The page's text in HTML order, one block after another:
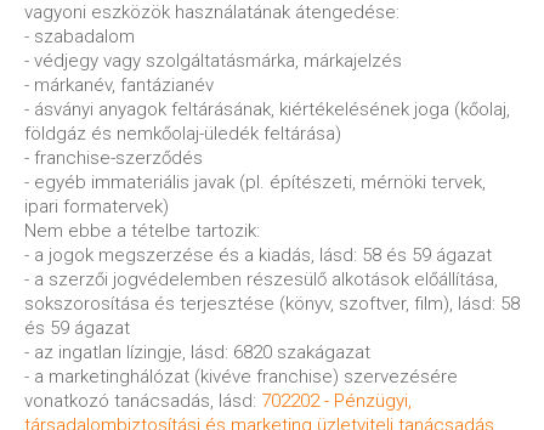
vagyoni eszközök használatának átengedése:
- szabadalom
- védjegy vagy szolgáltatásmárka, márkajelzés
- márkanév, fantázianév
- ásványi anyagok feltárásának, kiértékelésének joga (kőolaj,
földgáz és nemkőolaj-üledék feltárása)
- franchise-szerződés
- egyéb immateriális javak (pl. építészeti, mérnöki tervek,
ipari formatervek)
Nem ebbe a tételbe tartozik:
- a jogok megszerzése és a kiadás, lásd: 58 és 59 ágazat
- a szerzői jogvédelemben részesülő alkotások előállítása,
sokszorosítása és terjesztése (könyv, szoftver, film), lásd: 58
és 59 ágazat
- az ingatlan lízingje, lásd: 6820 szakágazat
- a marketinghálózat (kivéve franchise) szervezésére
vonatkozó tanácsadás, lásd: 702202 - Pénzügyi,
társadalombiztosítási és marketing üzletviteli tanácsadás